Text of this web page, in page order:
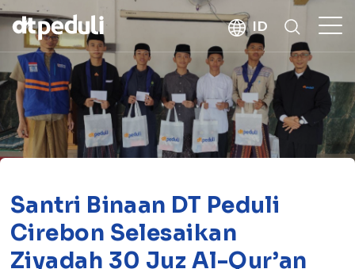
CARI
kebaikan
ID
Santri Binaan DT Peduli
Cirebon Selesaikan
Ziyadah 30 Juz Al-Qur’an